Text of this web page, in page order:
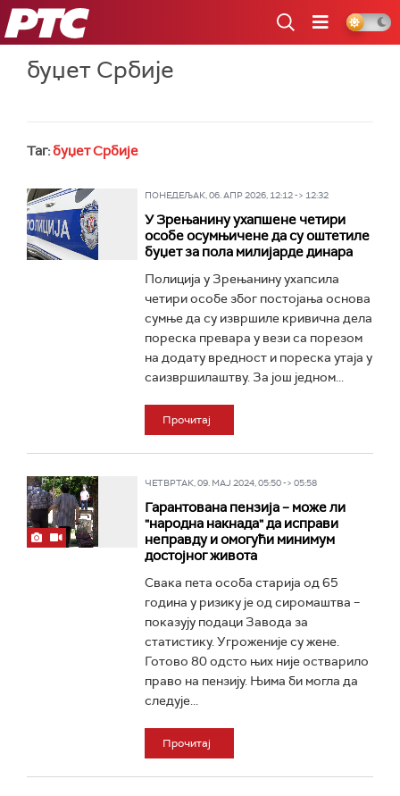
РТС
буџет Србије
Таг:буџет Србије
ПОНЕДЕЉАК, 06. АПР 2026, 12:12 -> 12:32
У Зрењанину ухапшене четири
особе осумњичене да су оштетиле
буџет за пола милијарде динара
Полиција у Зрењанину ухапсила
четири особе због постојања основа
сумње да су извршилe кривична дела
пореска превара у вези са порезом
на додату вредност и пореска утаја у
саизвршилаштву. За још једном...
Прочитај
ЧЕТВРТАК, 09. МАЈ 2024, 05:50 -> 05:58
Гарантована пензија – може ли
"народна накнада" да исправи
неправду и омогући минимум
достојног живота
Свака пета особа старија од 65
година у ризику је од сиромаштва –
показују подаци Завода за
статистику. Угроженије су жене.
Готово 80 одсто њих није остварило
право на пензију. Њима би могла да
следује...
Прочитај